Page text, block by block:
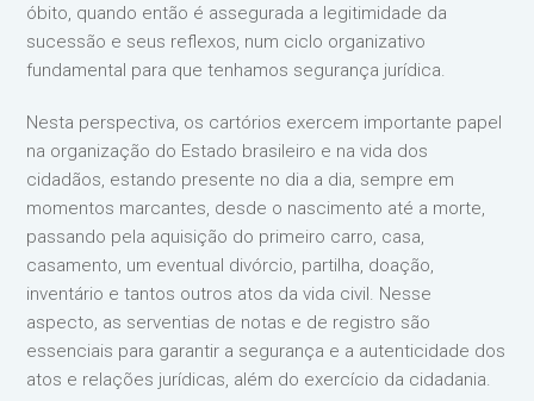
óbito, quando então é assegurada a legitimidade da
sucessão e seus reflexos, num ciclo organizativo
fundamental para que tenhamos segurança jurídica.
Nesta perspectiva, os cartórios exercem importante papel
na organização do Estado brasileiro e na vida dos
cidadãos, estando presente no dia a dia, sempre em
momentos marcantes, desde o nascimento até a morte,
passando pela aquisição do primeiro carro, casa,
casamento, um eventual divórcio, partilha, doação,
inventário e tantos outros atos da vida civil. Nesse
aspecto, as serventias de notas e de registro são
essenciais para garantir a segurança e a autenticidade dos
atos e relações jurídicas, além do exercício da cidadania.